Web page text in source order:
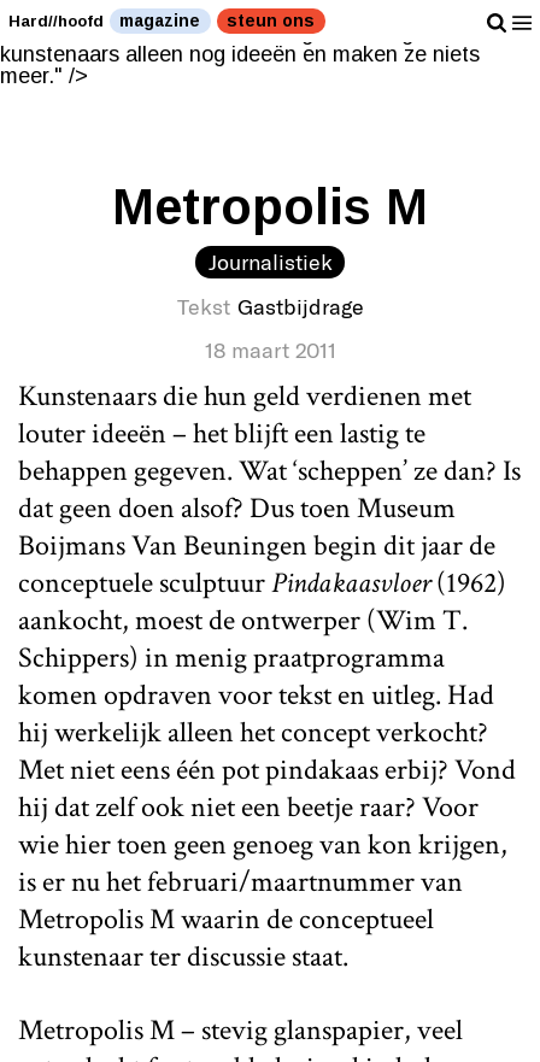
Tegenwoordig verzinnen kunstenaars alleen nog ideeën
en maken ze niets meer." />Tegenwoordig verzinnen
kunstenaars alleen nog ideeën en maken ze niets
meer." />
Hard//hoofd magazine steun ons
Metropolis M
Journalistiek
Tekst Gastbijdrage
18 maart 2011
Kunstenaars die hun geld verdienen met
louter ideeën – het blijft een lastig te
behappen gegeven. Wat ‘scheppen’ ze dan? Is
dat geen doen alsof? Dus toen Museum
Boijmans Van Beuningen begin dit jaar de
conceptuele sculptuurPindakaasvloer(1962)
aankocht, moest de ontwerper (Wim T.
Schippers) in menig praatprogramma
komen opdraven voor tekst en uitleg. Had
hij werkelijk alleen het concept verkocht?
Met niet eens één pot pindakaas erbij? Vond
hij dat zelf ook niet een beetje raar? Voor
wie hier toen geen genoeg van kon krijgen,
is er nu het februari/maartnummer van
Metropolis M waarin de conceptueel
kunstenaar ter discussie staat.
Metropolis M – stevig glanspapier, veel